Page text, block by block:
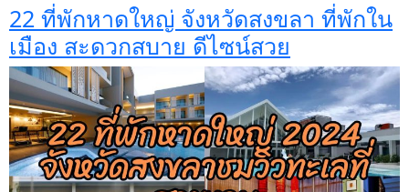
22 ที่พักหาดใหญ่ จังหวัดสงขลา ที่พักใน
เมือง สะดวกสบาย ดีไซน์สวย